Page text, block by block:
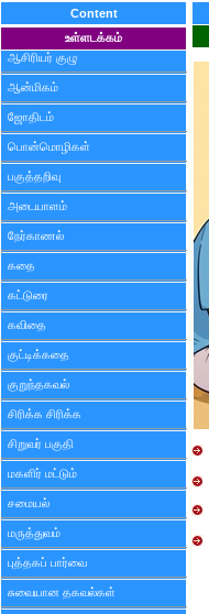
Content
உள்ளடக்கம்
ஆசிரியர் குழு
ஆன்மிகம்
ஜோதிடம்
பொன்மொழிகள்
பகுத்தறிவு
அடையாளம்
நேர்காணல்
கதை
கட்டுரை
கவிதை
குட்டிக்கதை
குறுந்தகவல்
சிரிக்க சிரிக்க
சிறுவர் பகுதி
மகளிர் மட்டும்
சமையல்
மருத்துவம்
புத்தகப் பார்வை
சுவையான தகவல்கள்